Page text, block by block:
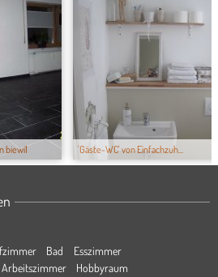
biewi1 'Gäste-WC' von Einfachzuh...
Bad
Esszimmer
Arbeitszimmer
Hobbyraum